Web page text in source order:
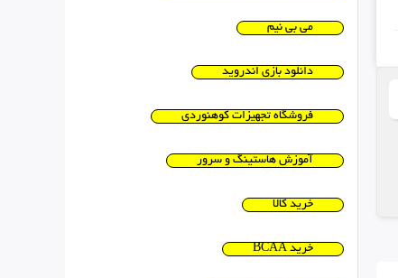
می بی نیم
دانلود بازی اندروید
فروشگاه تجهیزات کوهنوردی
آموزش هاستینگ و سرور
خرید کالا
خرید BCAA